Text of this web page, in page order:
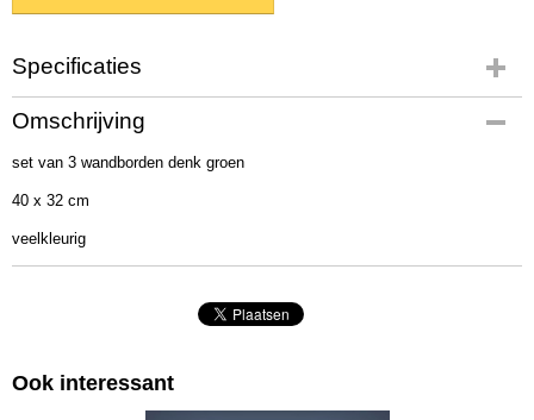
Specificaties
Productcode
1012732
EAN code
40 x 35 x 0 cm
Omschrijving
set van 3 wandborden denk groen
40 x 32 cm
veelkleurig
Ook interessant